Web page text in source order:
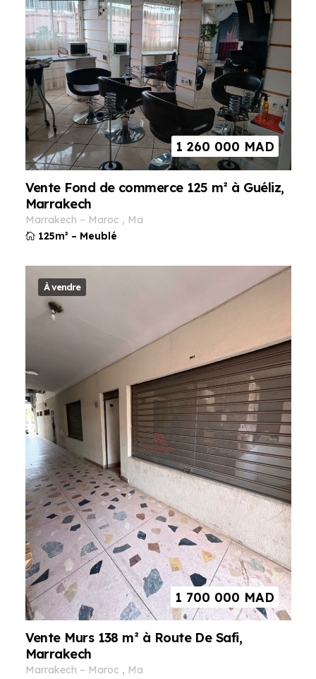
1 260 000 MAD
Vente Fond de commerce 125 m² à Guéliz,
Marrakech
marrakech – maroc ,
ma
125m² – Meublé
À vendre
1 700 000 MAD
Vente Murs 138 m² à Route De Safi,
Marrakech
marrakech – maroc ,
ma